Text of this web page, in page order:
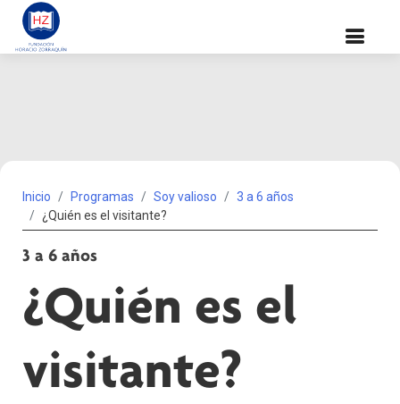
Inicio Programas Soy valioso
3 a 6 años
¿Quién es el visitante?
3 a 6 años
¿Quién es el
visitante?